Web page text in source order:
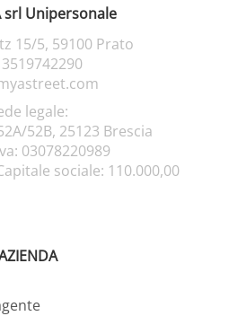
srl Unipersonale
15/5, 59100 Prato
legale:
52B, 25123 Brescia
03078220989
sociale: 110.000,00